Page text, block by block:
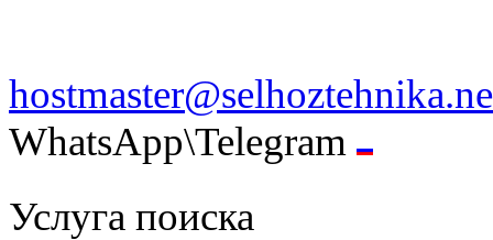
WhatsApp\Telegram
Услуга поиска